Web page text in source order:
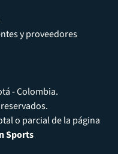
y proveedores
- Colombia.
o parcial de la página
Sports